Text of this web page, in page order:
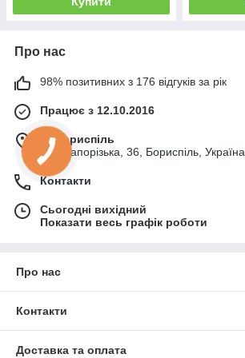
Про нас
98% позитивних з 176 відгуків за рік
Працює з 12.10.2016
м. Бориспіль
вул. Запорізька, 36, Бориспіль, Україна
Контакти
Сьогодні вихідний
Показати весь графік роботи
Про нас
Контакти
Доставка та оплата